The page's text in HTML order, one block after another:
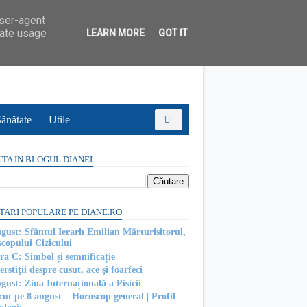
Utile
IN BLOGUL DIANEI
POPULARE PE DIANE.RO
Sfântul Ierarh Emilian Mărturisitorul,
Cizicului
C: Simbol și semnificație
despre cusut, ace şi foarfeci
Ziua Internațională a Pisicii
pe 8 august – Horoscop general | Profil
agent
usage
LEARN MORE GOT IT